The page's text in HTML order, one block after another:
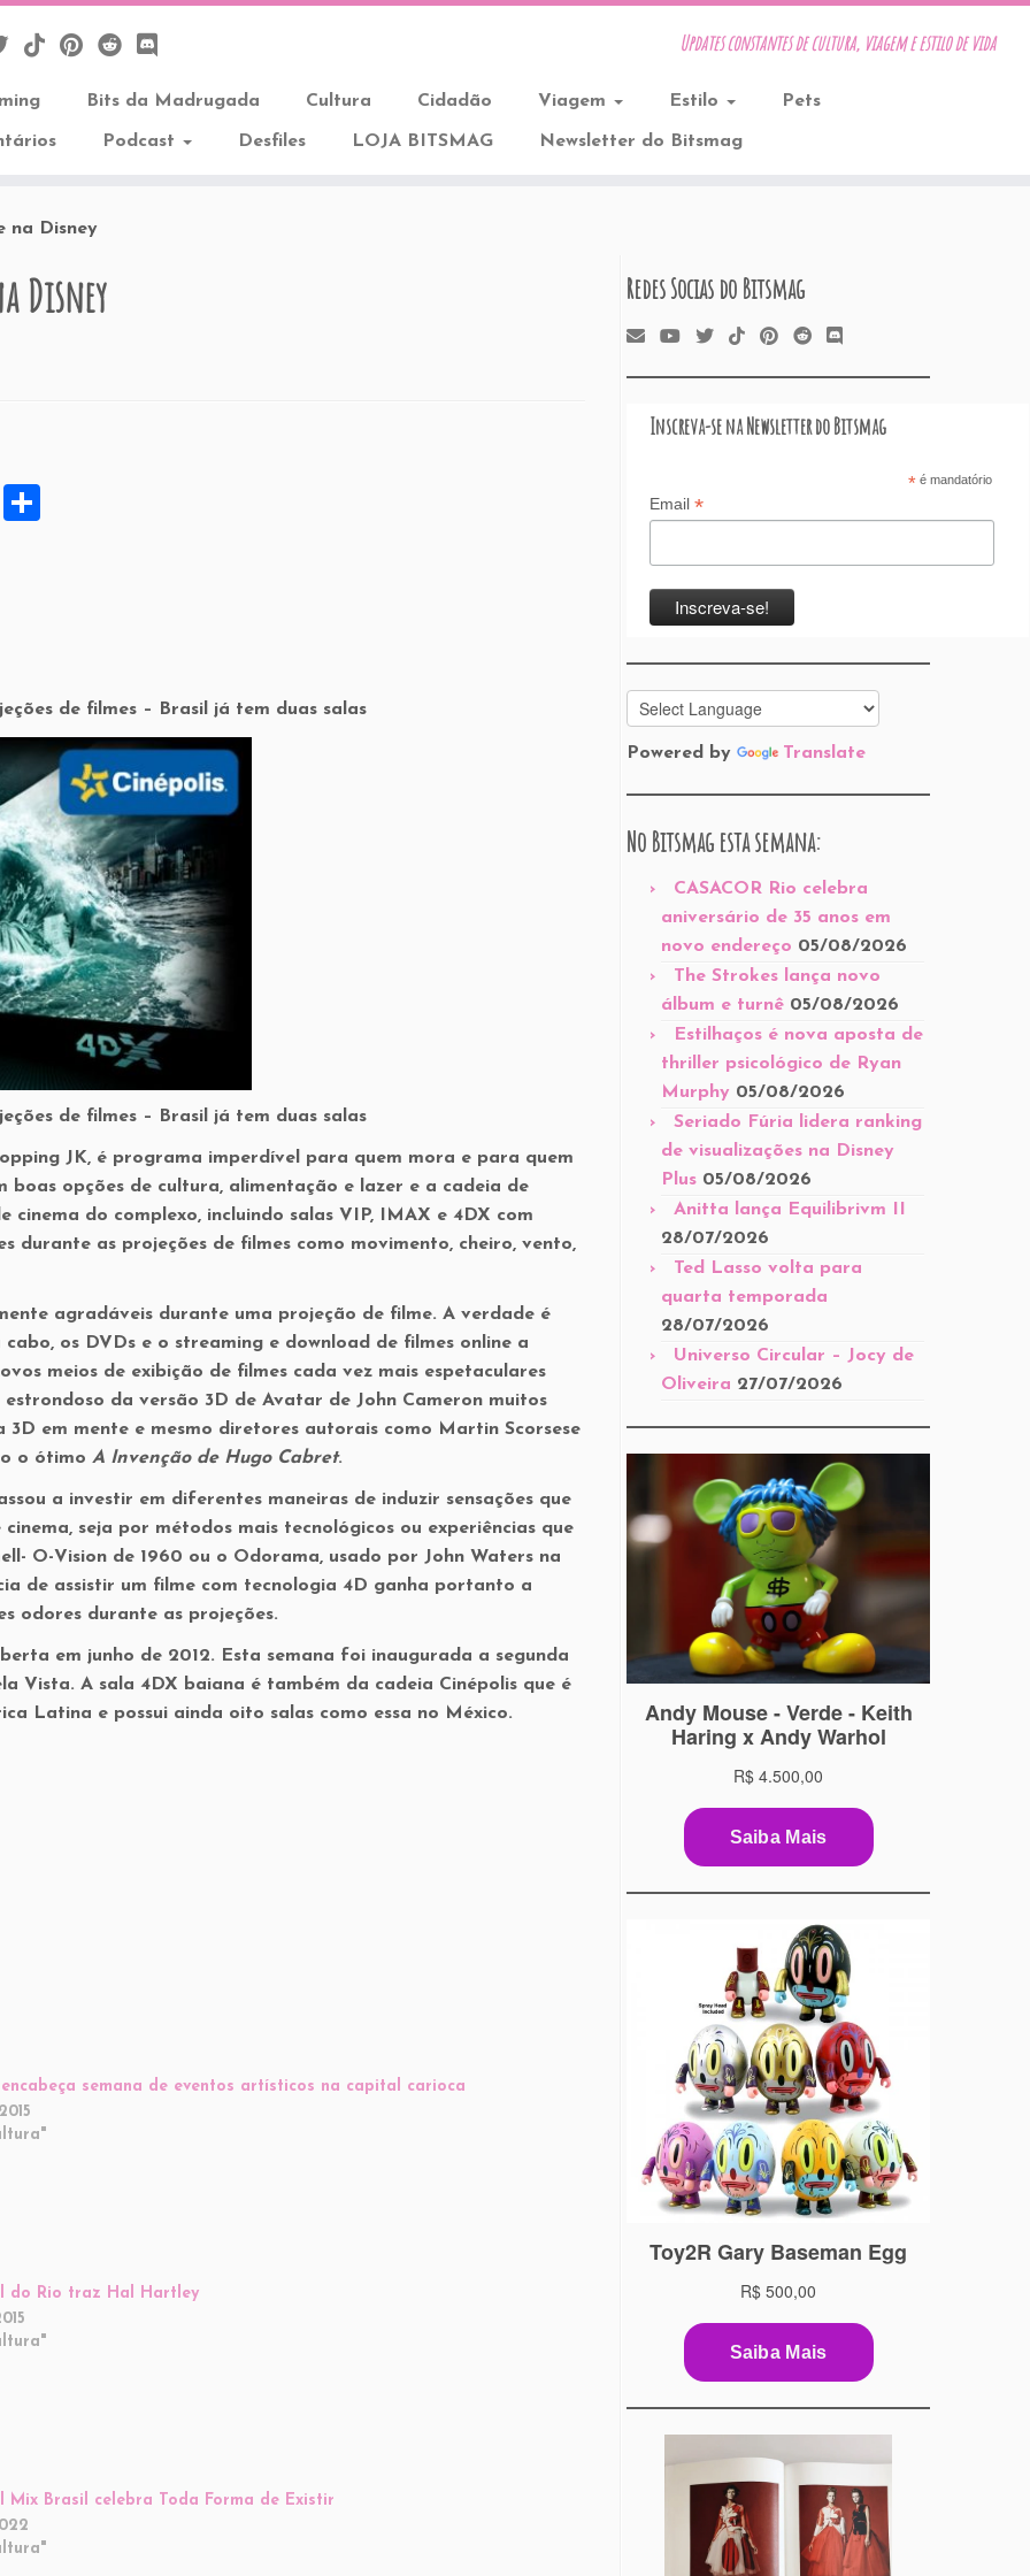
Updates constantes de cultura, viagem e estilo de vida
Bits da Madrugada Cultura Cidadão Viagem Estilo Pets
Podcast Desfiles LOJA BITSMAG Newsletter do Bitsmag
na Disney
Disney
X
de filmes – Brasil já tem duas salas
de filmes – Brasil já tem duas salas
JK, é programa imperdível para quem mora e para quem
opções de cultura, alimentação e lazer e a cadeia de
cinema do complexo, incluindo salas VIP, IMAX e 4DX com
durante as projeções de filmes como movimento, cheiro, vento,
agradáveis durante uma projeção de filme. A verdade é
os DVDs e o streaming e download de filmes online a
meios de exibição de filmes cada vez mais espetaculares
da versão 3D de Avatar de John Cameron muitos
em mente e mesmo diretores autorais como Martin Scorsese
o ótimo A Invenção de Hugo Cabret.
a investir em diferentes maneiras de induzir sensações que
seja por métodos mais tecnológicos ou experiências que
O-Vision de 1960 ou o Odorama, usado por John Waters na
de assistir um filme com tecnologia 4D ganha portanto a
odores durante as projeções.
em junho de 2012. Esta semana foi inaugurada a segunda
Vista. A sala 4DX baiana é também da cadeia Cinépolis que é
Latina e possui ainda oito salas como essa no México.
semana de eventos artísticos na capital carioca
do Rio traz Hal Hartley
Mix Brasil celebra Toda Forma de Existir
Redes Socias do Bitsmag
Inscreva-se na Newsletter do Bitsmag
*é mandatório
Email *
Powered by Translate
No Bitsmag esta semana:
CASACOR Rio celebra
aniversário de 35 anos em
novo endereço 05/08/2026
The Strokes lança novo
álbum e turnê 05/08/2026
Estilhaços é nova aposta de
thriller psicológico de Ryan
Murphy 05/08/2026
Seriado Fúria lidera ranking
de visualizações na Disney
Plus 05/08/2026
Anitta lança Equilibrivm II
28/07/2026
Ted Lasso volta para
quarta temporada
28/07/2026
Universo Circular – Jocy de
Oliveira 27/07/2026